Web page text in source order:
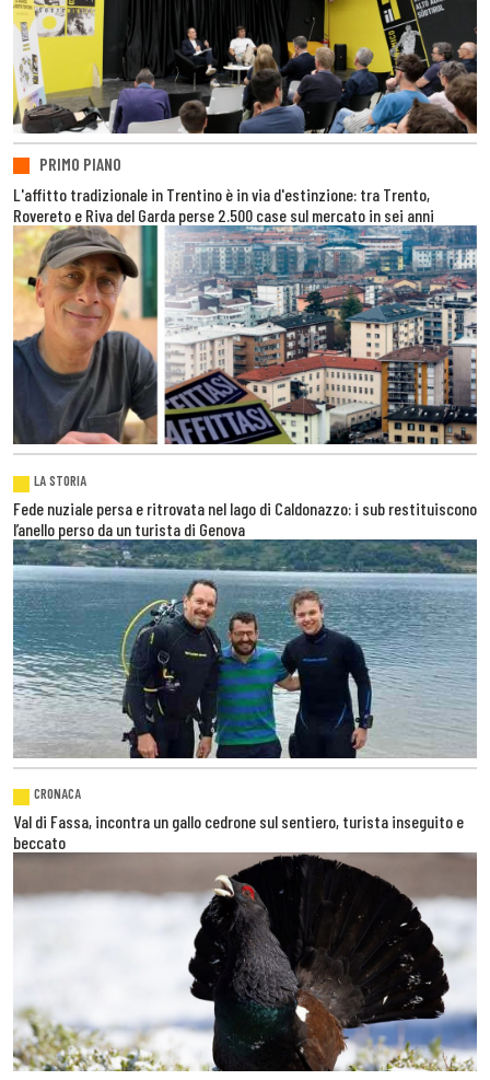
PRIMO PIANO
L'affitto tradizionale in Trentino è in via d'estinzione: tra Trento,
Rovereto e Riva del Garda perse 2.500 case sul mercato in sei anni
LA STORIA
Fede nuziale persa e ritrovata nel lago di Caldonazzo: i sub restituiscono
l’anello perso da un turista di Genova
CRONACA
Val di Fassa, incontra un gallo cedrone sul sentiero, turista inseguito e
beccato